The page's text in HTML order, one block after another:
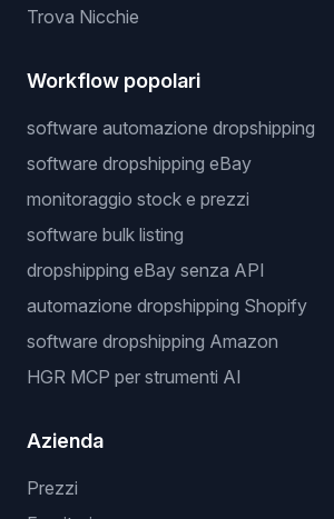
Trova Nicchie
Workflow popolari
software automazione dropshipping
software dropshipping eBay
monitoraggio stock e prezzi
software bulk listing
dropshipping eBay senza API
automazione dropshipping Shopify
software dropshipping Amazon
HGR MCP per strumenti AI
Azienda
Prezzi